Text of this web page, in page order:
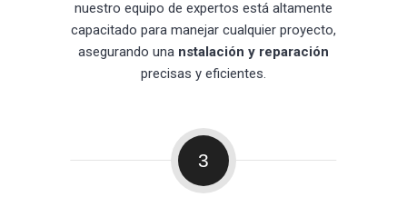
nuestro equipo de expertos está altamente
capacitado para manejar cualquier proyecto,
asegurando una nstalación y reparación
precisas y eficientes.
3